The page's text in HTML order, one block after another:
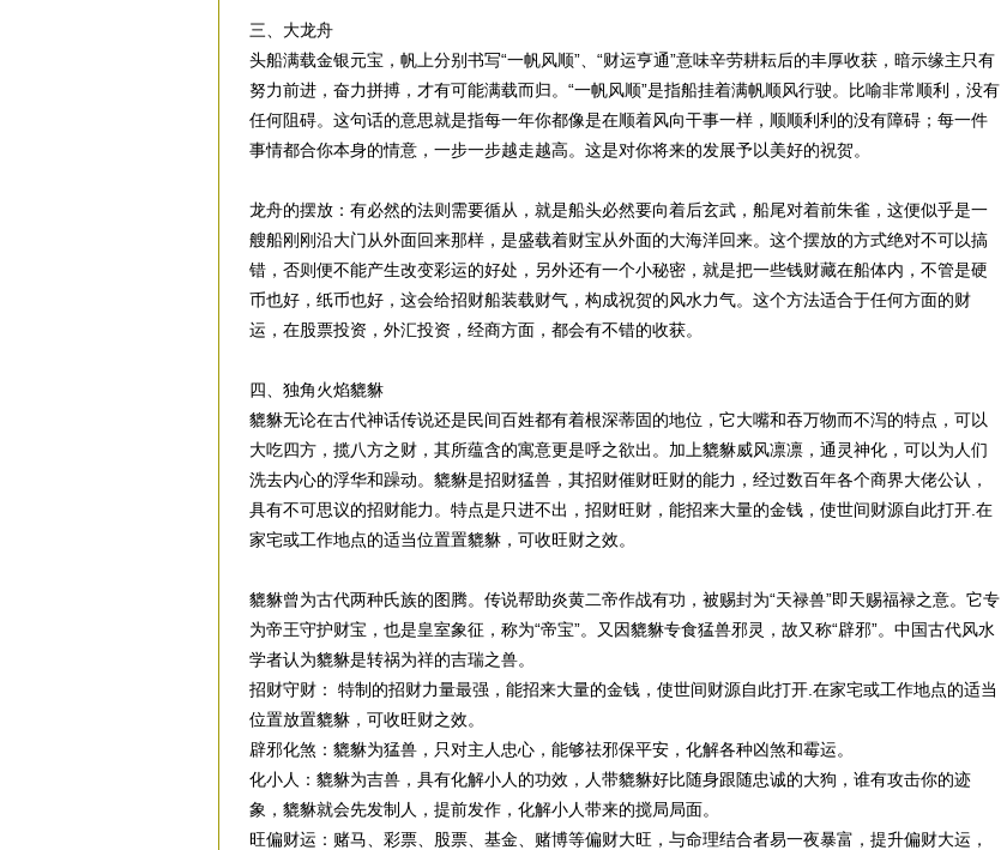
三、大龙舟
头船满载金银元宝，帆上分别书写“一帆风顺”、“财运亨通”意味辛劳耕耘后的丰厚收获，暗示缘主只有
努力前进，奋力拼搏，才有可能满载而归。“一帆风顺”是指船挂着满帆顺风行驶。比喻非常顺利，没有
任何阻碍。这句话的意思就是指每一年你都像是在顺着风向干事一样，顺顺利利的没有障碍；每一件
事情都合你本身的情意，一步一步越走越高。这是对你将来的发展予以美好的祝贺。
龙舟的摆放：有必然的法则需要循从，就是船头必然要向着后玄武，船尾对着前朱雀，这便似乎是一
艘船刚刚沿大门从外面回来那样，是盛载着财宝从外面的大海洋回来。这个摆放的方式绝对不可以搞
错，否则便不能产生改变彩运的好处，另外还有一个小秘密，就是把一些钱财藏在船体内，不管是硬
币也好，纸币也好，这会给招财船装载财气，构成祝贺的风水力气。这个方法适合于任何方面的财
运，在股票投资，外汇投资，经商方面，都会有不错的收获。
四、独角火焰貔貅
貔貅无论在古代神话传说还是民间百姓都有着根深蒂固的地位，它大嘴和吞万物而不泻的特点，可以
大吃四方，揽八方之财，其所蕴含的寓意更是呼之欲出。加上貔貅威风凛凛，通灵神化，可以为人们
洗去内心的浮华和躁动。貔貅是招财猛兽，其招财催财旺财的能力，经过数百年各个商界大佬公认，
具有不可思议的招财能力。特点是只进不出，招财旺财，能招来大量的金钱，使世间财源自此打开.在
家宅或工作地点的适当位置置貔貅，可收旺财之效。
貔貅曾为古代两种氏族的图腾。传说帮助炎黄二帝作战有功，被赐封为“天禄兽”即天赐福禄之意。它专
为帝王守护财宝，也是皇室象征，称为“帝宝”。又因貔貅专食猛兽邪灵，故又称“辟邪”。中国古代风水
学者认为貔貅是转祸为祥的吉瑞之兽。
招财守财： 特制的招财力量最强，能招来大量的金钱，使世间财源自此打开.在家宅或工作地点的适当
位置放置貔貅，可收旺财之效。
辟邪化煞：貔貅为猛兽，只对主人忠心，能够祛邪保平安，化解各种凶煞和霉运。
化小人：貔貅为吉兽，具有化解小人的功效，人带貔貅好比随身跟随忠诚的大狗，谁有攻击你的迹
象，貔貅就会先发制人，提前发作，化解小人带来的搅局局面。
旺偏财运：赌马、彩票、股票、基金、赌博等偏财大旺，与命理结合者易一夜暴富，提升偏财大运，